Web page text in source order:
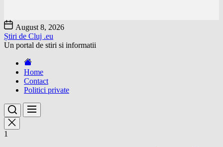
Skip
to
the
content
August 8, 2026
Știri de Cluj .eu
Un portal de stiri si informatii
Home
Contact
Politici private
1